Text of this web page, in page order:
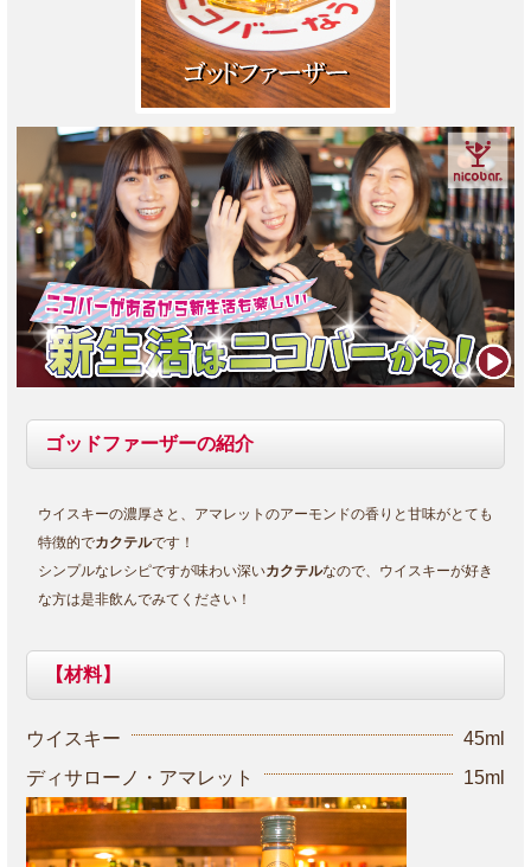
ゴッドファーザーの紹介
ウイスキーの濃厚さと、アマレットのアーモンドの香りと甘味がとても
特徴的でカクテルです！
シンプルなレシピですが味わい深いカクテルなので、ウイスキーが好き
な方は是非飲んでみてください！
【材料】
ウイスキー
45ml
ディサローノ・アマレット
15ml